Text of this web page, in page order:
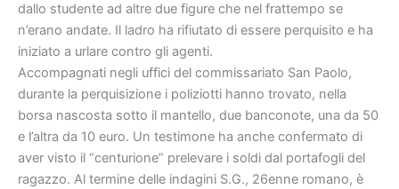
dallo studente ad altre due figure che nel frattempo se
n’erano andate. Il ladro ha rifiutato di essere perquisito e ha
iniziato a urlare contro gli agenti.
Accompagnati negli uffici del commissariato San Paolo,
durante la perquisizione i poliziotti hanno trovato, nella
borsa nascosta sotto il mantello, due banconote, una da 50
e l’altra da 10 euro. Un testimone ha anche confermato di
aver visto il “centurione” prelevare i soldi dal portafogli del
ragazzo. Al termine delle indagini S.G., 26enne romano, è